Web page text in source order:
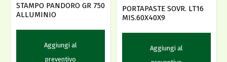
STAMPO PANDORO GR 750
ALLUMINIO
Aggiungi al
preventivo
PORTAPASTE SOVR. LT16
MIS.60X40X9
Aggiungi al